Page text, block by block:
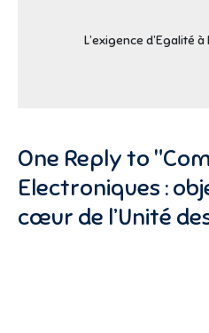
cœur
l’article
L’exigence d’Egalité
One Reply to
Electroniques :
cœur de l’Unité